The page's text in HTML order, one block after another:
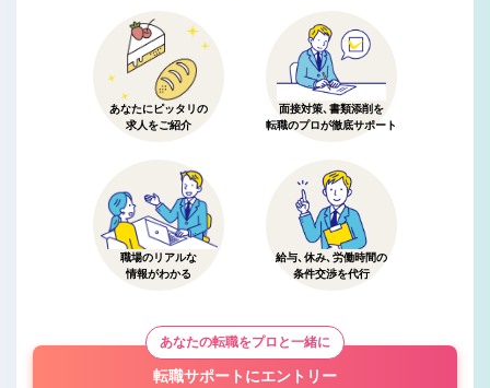
あなたにピッタリの
求人をご紹介
面接対策、書類添削を
転職のプロが徹底サポート
職場のリアルな
情報がわかる
給与、休み、労働時間の
条件交渉を代行
あなたの転職をプロと一緒に
転職サポートにエントリー